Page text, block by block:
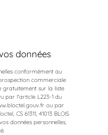
données
conformément au
commerciale
gratuitement sur la liste
par l'article L223-1 du
ou par
CS 61311, 41013 BLOIS
données personnelles,